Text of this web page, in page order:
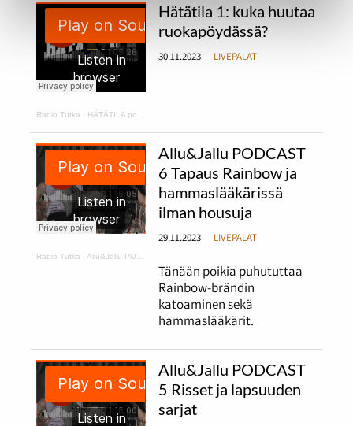
Radio Tutka · HÄTÄTILA podcast 1
Hätätila 1: kuka huutaa
ruokapöydässä?
30.11.2023 LIVEPALAT
Radio Tutka · Allu&Jallu PODCAST 6 Tapaus Rainbow ja hammaslääkärissä ilman housuja
Allu&Jallu PODCAST
6 Tapaus Rainbow ja
hammaslääkärissä
ilman housuja
29.11.2023 LIVEPALAT
Tänään poikia puhututtaa
Rainbow-brändin
katoaminen sekä
hammaslääkärit.
Allu&Jallu PODCAST
5 Risset ja lapsuuden
sarjat